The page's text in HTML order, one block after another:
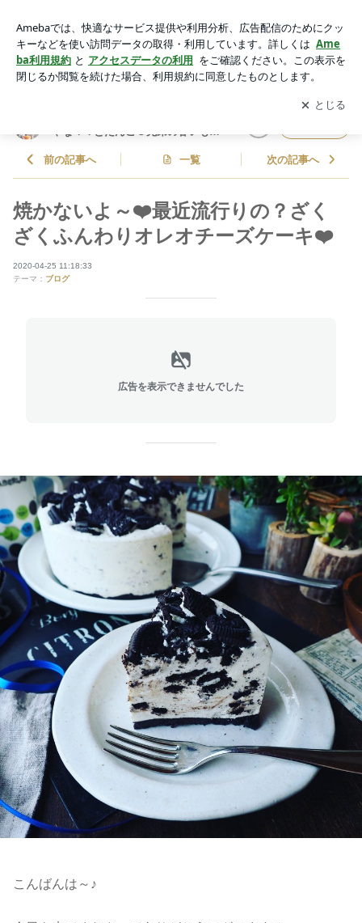
ケーキ❤️ | しゃなママオフィシャルブログ「しゃなママとだん
ご３兄弟の甘いもの日記」Powered by Ameba
アプリをダウンロードして ブログの更新通知
を受け取りまし
ょう。
開く
ゃなママとだんご３兄弟の甘いもの
前の記事へ 一覧 次の記事へ
焼かないよ～❤️最近流行りの？ざく
ざくふんわりオレオチーズケーキ❤️
2020-04-25 11:18:33
テーマ： ブログ
広告を表示できませんでした
こんばんは～♪